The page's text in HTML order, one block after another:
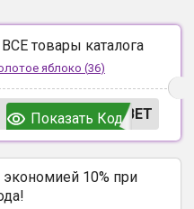
товары каталога
яблоко (36)
ВЕТ
Показать Код
10% при